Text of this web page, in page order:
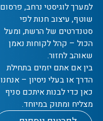
למערך לוגיסטי נרחב, פרסום
שוטף, עיצוב חנות לפי
סטנדרטים של הרשת, ומעל
הכול – קהל לקוחות נאמן
שאוהב לחזור.
בין אם אתם יזמים בתחילת
הדרך או בעלי ניסיון – אנחנו
כאן כדי לבנות איתכם סניף
מצליח ומתוק במיוחד.